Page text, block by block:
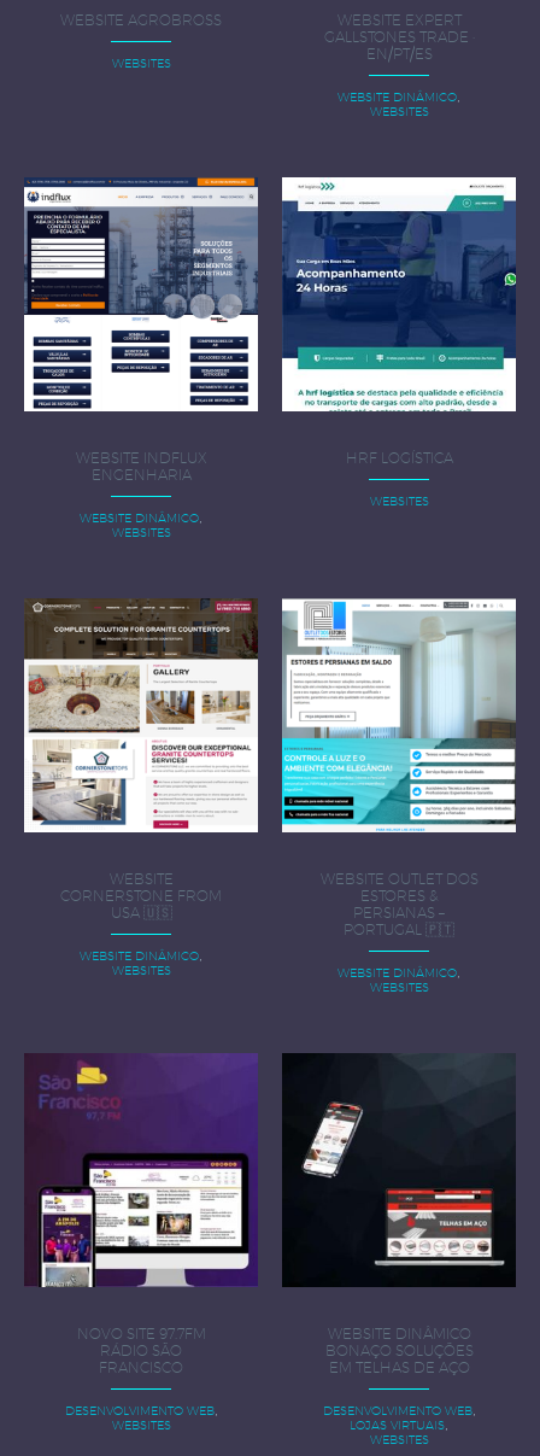
WEBSITE AGROBROSS
WEBSITES
WEBSITE EXPERT
GALLSTONES TRADE ·
EN/PT/ES
WEBSITE DINÂMICO,
WEBSITES
WEBSITE INDFLUX
ENGENHARIA
WEBSITE DINÂMICO,
WEBSITES
HRF LOGÍSTICA
WEBSITES
WEBSITE
CORNERSTONE FROM
USA 🇺🇸
WEBSITE DINÂMICO,
WEBSITES
WEBSITE OUTLET DOS
ESTORES &
PERSIANAS –
PORTUGAL 🇵🇹
WEBSITE DINÂMICO,
WEBSITES
NOVO SITE 97.7FM
RÁDIO SÃO
FRANCISCO
DESENVOLVIMENTO WEB,
WEBSITES
WEBSITE DINÂMICO
BONAÇO SOLUÇÕES
EM TELHAS DE AÇO
DESENVOLVIMENTO WEB,
LOJAS VIRTUAIS,
WEBSITES